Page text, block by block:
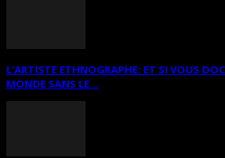
L’ARTISTE ETHNOGRAPHE: ET SI VOUS
MONDE SANS LE...